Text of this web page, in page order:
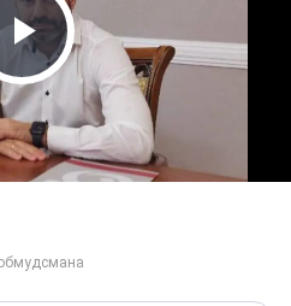
Video